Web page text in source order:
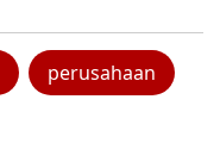
perusahaan